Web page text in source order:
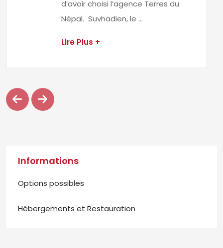
d’avoir choisi l’agence Terres du
Népal. Suvhadien, le ...
Lire Plus +
Informations
Options possibles
Hébergements et Restauration